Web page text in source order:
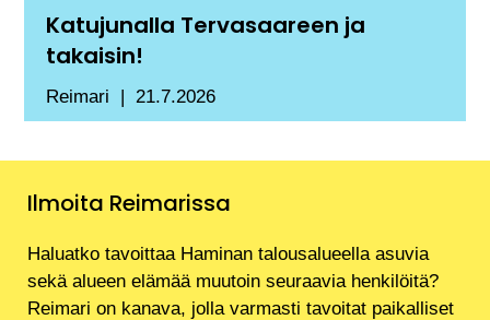
Katujunalla Tervasaareen ja
takaisin!
Reimari 21.7.2026
Ilmoita Reimarissa
Haluatko tavoittaa Haminan talousalueella asuvia
sekä alueen elämää muutoin seuraavia henkilöitä?
Reimari on kanava, jolla varmasti tavoitat paikalliset